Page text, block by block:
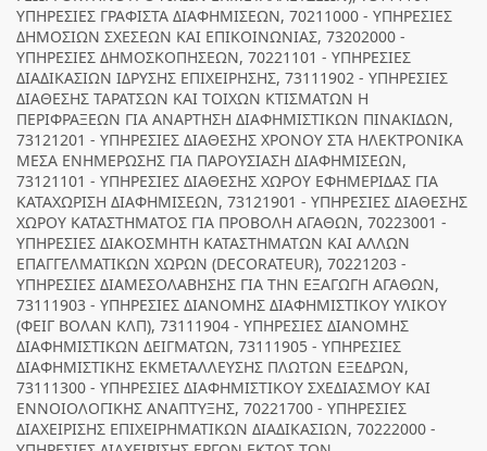
ΥΠΗΡΕΣΙΕΣ ΓΡΑΦΙΣΤΑ ΔΙΑΦΗΜΙΣΕΩΝ, 70211000 - ΥΠΗΡΕΣΙΕΣ
ΔΗΜΟΣΙΩΝ ΣΧΕΣΕΩΝ ΚΑΙ ΕΠΙΚΟΙΝΩΝΙΑΣ, 73202000 -
ΥΠΗΡΕΣΙΕΣ ΔΗΜΟΣΚΟΠΗΣΕΩΝ, 70221101 - ΥΠΗΡΕΣΙΕΣ
ΔΙΑΔΙΚΑΣΙΩΝ ΙΔΡΥΣΗΣ ΕΠΙΧΕΙΡΗΣΗΣ, 73111902 - ΥΠΗΡΕΣΙΕΣ
ΔΙΑΘΕΣΗΣ ΤΑΡΑΤΣΩΝ ΚΑΙ ΤΟΙΧΩΝ ΚΤΙΣΜΑΤΩΝ Η
ΠΕΡΙΦΡΑΞΕΩΝ ΓΙΑ ΑΝΑΡΤΗΣΗ ΔΙΑΦΗΜΙΣΤΙΚΩΝ ΠΙΝΑΚΙΔΩΝ,
73121201 - ΥΠΗΡΕΣΙΕΣ ΔΙΑΘΕΣΗΣ ΧΡΟΝΟΥ ΣΤΑ ΗΛΕΚΤΡΟΝΙΚΑ
ΜΕΣΑ ΕΝΗΜΕΡΩΣΗΣ ΓΙΑ ΠΑΡΟΥΣΙΑΣΗ ΔΙΑΦΗΜΙΣΕΩΝ,
73121101 - ΥΠΗΡΕΣΙΕΣ ΔΙΑΘΕΣΗΣ ΧΩΡΟΥ ΕΦΗΜΕΡΙΔΑΣ ΓΙΑ
ΚΑΤΑΧΩΡΙΣΗ ΔΙΑΦΗΜΙΣΕΩΝ, 73121901 - ΥΠΗΡΕΣΙΕΣ ΔΙΑΘΕΣΗΣ
ΧΩΡΟΥ ΚΑΤΑΣΤΗΜΑΤΟΣ ΓΙΑ ΠΡΟΒΟΛΗ ΑΓΑΘΩΝ, 70223001 -
ΥΠΗΡΕΣΙΕΣ ΔΙΑΚΟΣΜΗΤΗ ΚΑΤΑΣΤΗΜΑΤΩΝ ΚΑΙ ΑΛΛΩΝ
ΕΠΑΓΓΕΛΜΑΤΙΚΩΝ ΧΩΡΩΝ (DECORATEUR), 70221203 -
ΥΠΗΡΕΣΙΕΣ ΔΙΑΜΕΣΟΛΑΒΗΣΗΣ ΓΙΑ ΤΗΝ ΕΞΑΓΩΓΗ ΑΓΑΘΩΝ,
73111903 - ΥΠΗΡΕΣΙΕΣ ΔΙΑΝΟΜΗΣ ΔΙΑΦΗΜΙΣΤΙΚΟΥ ΥΛΙΚΟΥ
(ΦΕΙΓ ΒΟΛΑΝ ΚΛΠ), 73111904 - ΥΠΗΡΕΣΙΕΣ ΔΙΑΝΟΜΗΣ
ΔΙΑΦΗΜΙΣΤΙΚΩΝ ΔΕΙΓΜΑΤΩΝ, 73111905 - ΥΠΗΡΕΣΙΕΣ
ΔΙΑΦΗΜΙΣΤΙΚΗΣ ΕΚΜΕΤΑΛΛΕΥΣΗΣ ΠΛΩΤΩΝ ΕΞΕΔΡΩΝ,
73111300 - ΥΠΗΡΕΣΙΕΣ ΔΙΑΦΗΜΙΣΤΙΚΟΥ ΣΧΕΔΙΑΣΜΟΥ ΚΑΙ
ΕΝΝΟΙΟΛΟΓΙΚΗΣ ΑΝΑΠΤΥΞΗΣ, 70221700 - ΥΠΗΡΕΣΙΕΣ
ΔΙΑΧΕΙΡΙΣΗΣ ΕΠΙΧΕΙΡΗΜΑΤΙΚΩΝ ΔΙΑΔΙΚΑΣΙΩΝ, 70222000 -